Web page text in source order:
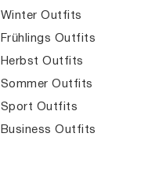
Winter Outfits
Frühlings Outfits
Herbst Outfits
Sommer Outfits
Sport Outfits
Business Outfits